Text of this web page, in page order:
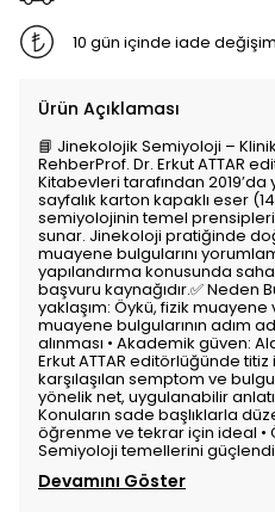
10 gün içinde iade değişim
Ürün Açıklaması
📘 Jinekolojik Semiyoloji –
RehberProf. Dr. Erkut ATTAR
Kitabevleri tarafından 2019’da
sayfalık karton kapaklı eser
semiyolojinin temel
sunar. Jinekoloji pratiğinde
muayene bulgularını
yapılandırma konusunda
başvuru kaynağıdır.✅ Neden
yaklaşım: Öykü, fizik
muayene bulgularının adım
alınması • Akademik güven:
Erkut ATTAR editörlüğünde titiz
karşılaşılan semptom ve
yönelik net, uygulanabilir
Konuların sade başlıklarla
öğrenme ve tekrar için ideal •
Semiyoloji temellerini
Devamını Göster